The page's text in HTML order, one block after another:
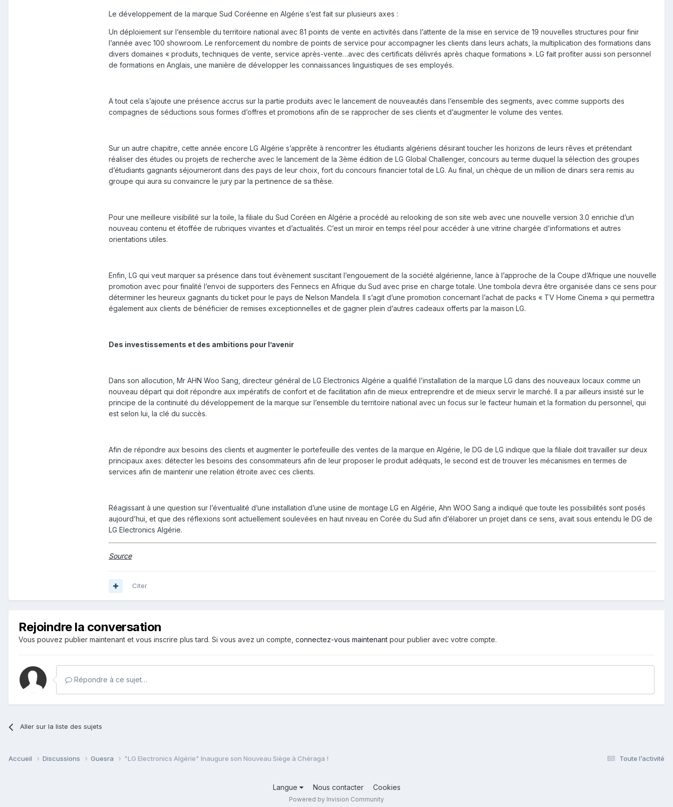
Le développement de la marque Sud Coréenne en Algérie s’est fait sur plusieurs axes :
Un déploiement sur l’ensemble du territoire national avec 81 points de vente en activités dans l’attente de la mise en service de 19 nouvelles structures pour finir
l’année avec 100 showroom. Le renforcement du nombre de points de service pour accompagner les clients dans leurs achats, la multiplication des formations dans
divers domaines « produits, techniques de vente, service après-vente…avec des certificats délivrés après chaque formations ». LG fait profiter aussi son personnel
de formations en Anglais, une manière de développer les connaissances linguistiques de ses employés.
A tout cela s’ajoute une présence accrus sur la partie produits avec le lancement de nouveautés dans l’ensemble des segments, avec comme supports des
compagnes de séductions sous formes d’offres et promotions afin de se rapprocher de ses clients et d’augmenter le volume des ventes.
Sur un autre chapitre, cette année encore LG Algérie s’apprête à rencontrer les étudiants algériens désirant toucher les horizons de leurs rêves et prétendant
réaliser des études ou projets de recherche avec le lancement de la 3ème édition de LG Global Challenger, concours au terme duquel la sélection des groupes
d’étudiants gagnants séjourneront dans des pays de leur choix, fort du concours financier total de LG. Au final, un chèque de un million de dinars sera remis au
groupe qui aura su convaincre le jury par la pertinence de sa thèse.
Pour une meilleure visibilité sur la toile, la filiale du Sud Coréen en Algérie a procédé au relooking de son site web avec une nouvelle version 3.0 enrichie d’un
nouveau contenu et étoffée de rubriques vivantes et d’actualités. C’est un miroir en temps réel pour accéder à une vitrine chargée d’informations et autres
orientations utiles.
Enfin, LG qui veut marquer sa présence dans tout évènement suscitant l’engouement de la société algérienne, lance à l’approche de la Coupe d’Afrique une nouvelle
promotion avec pour finalité l’envoi de supporters des Fennecs en Afrique du Sud avec prise en charge totale. Une tombola devra être organisée dans ce sens pour
déterminer les heureux gagnants du ticket pour le pays de Nelson Mandela. Il s’agit d’une promotion concernant l’achat de packs « TV Home Cinema » qui permettra
également aux clients de bénéficier de remises exceptionnelles et de gagner plein d’autres cadeaux offerts par la maison LG.
Des investissements et des ambitions pour l’avenir
Dans son allocution, Mr AHN Woo Sang, directeur général de LG Electronics Algérie a qualifié l’installation de la marque LG dans des nouveaux locaux comme un
nouveau départ qui doit répondre aux impératifs de confort et de facilitation afin de mieux entreprendre et de mieux servir le marché. Il a par ailleurs insisté sur le
principe de la continuité du développement de la marque sur l’ensemble du territoire national avec un focus sur le facteur humain et la formation du personnel, qui
est selon lui, la clé du succès.
Afin de répondre aux besoins des clients et augmenter le portefeuille des ventes de la marque en Algérie, le DG de LG indique que la filiale doit travailler sur deux
principaux axes: détecter les besoins des consommateurs afin de leur proposer le produit adéquats, le second est de trouver les mécanismes en termes de
services afin de maintenir une relation étroite avec ces clients.
Réagissant à une question sur l’éventualité d’une installation d’une usine de montage LG en Algérie, Ahn WOO Sang a indiqué que toute les possibilités sont posés
aujourd’hui, et que des réflexions sont actuellement soulevées en haut niveau en Corée du Sud afin d’élaborer un projet dans ce sens, avait sous entendu le DG de
LG Electronics Algérie.
Source
Citer
Rejoindre la conversation
Vous pouvez publier maintenant et vous inscrire plus tard. Si vous avez un compte, connectez-vous maintenant pour publier avec votre compte.
Répondre à ce sujet…
Aller sur la liste des sujets
Toute l’activité
Accueil Discussions Guesra "LG Electronics Algérie" Inaugure son Nouveau Siège à Chéraga !
Langue Nous contacter Cookies
Powered by Invision Community